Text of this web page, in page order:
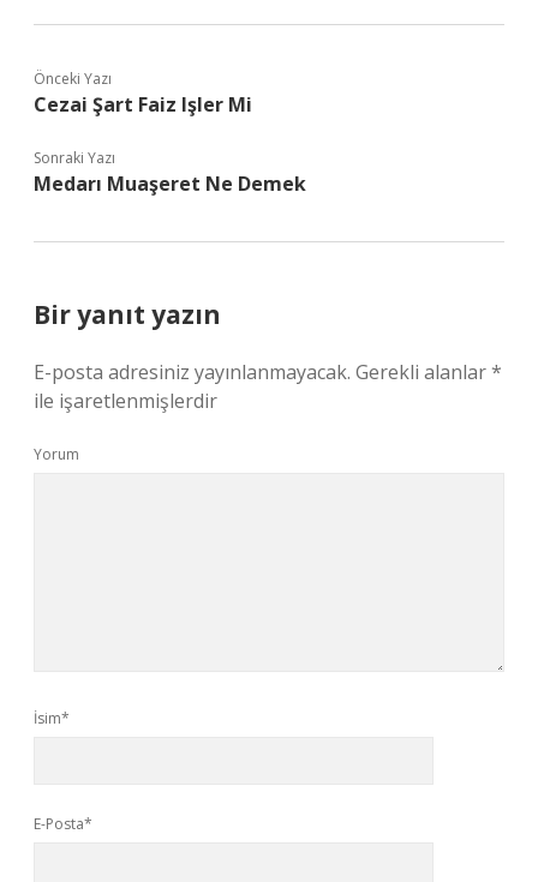
Önceki Yazı
Cezai Şart Faiz Işler Mi
Sonraki Yazı
Medarı Muaşeret Ne Demek
Bir yanıt yazın
E-posta adresiniz yayınlanmayacak. Gerekli alanlar*
ile işaretlenmişlerdir
Yorum
İsim*
E-Posta*